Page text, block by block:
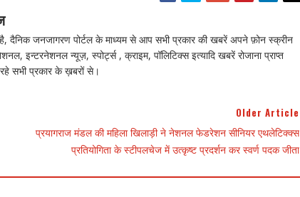
दैनिक जनजागरण पोर्टल के माध्यम से आप सभी प्रकार की खबरें अपने फ़ोन स्क्रीन
इन्टरनेशनल न्यूज़, स्पोर्ट्स , क्राइम, पॉलिटिक्स इत्यादि खबरें रोजाना प्राप्त
सभी प्रकार के ख़बरों से।
Older Article
प्रयागराज मंडल की महिला खिलाड़ी ने नेशनल फेडरेशन सीनियर एथलेटिक्क्स
प्रतियोगिता के स्टीपलचेज में उत्कृष्ट प्रदर्शन कर स्वर्ण पदक जीता